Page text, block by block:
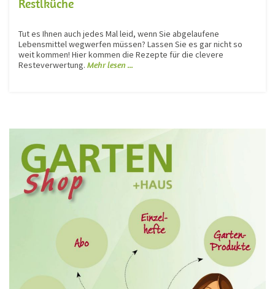
Restlküche
Tut es Ihnen auch jedes Mal leid, wenn Sie abgelaufene
Lebensmittel wegwerfen müssen? Lassen Sie es gar nicht so
weit kommen! Hier kommen die Rezepte für die clevere
Resteverwertung. Mehr lesen ...